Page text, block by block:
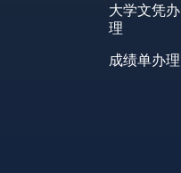
大学文凭办
理
成绩单办理